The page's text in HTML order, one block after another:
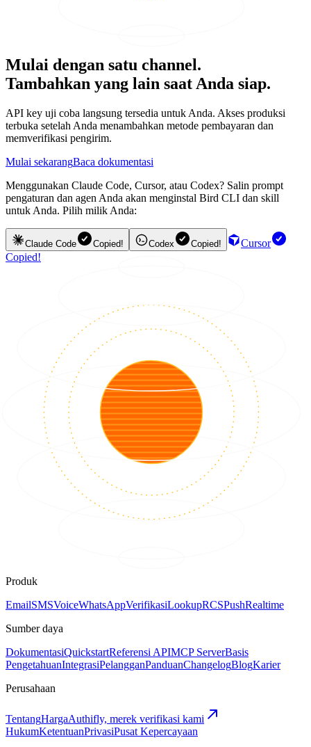
Mulai dengan satu channel.
Tambahkan yang lain saat Anda siap.
API key uji coba langsung tersedia untuk Anda. Akses produksi
terbuka setelah Anda menambahkan metode pembayaran dan
memverifikasi pengirim.
Mulai sekarangBaca dokumentasi
Menggunakan Claude Code, Cursor, atau Codex? Salin prompt
pengaturan dan agen Anda akan menginstal Bird CLI dan skill
untuk Anda. Pilih milik Anda:
Claude Code Copied! Codex Copied!
Cursor
Copied!
Produk
EmailSMSVoiceWhatsAppVerifikasiLookupRCSPushRealtime
Sumber daya
DokumentasiQuickstartReferensi APIMCP ServerBasis
PengetahuanIntegrasiPelangganPanduanChangelogBlogKarier
Perusahaan
TentangHargaAuthifly, merek verifikasi kami
HukumKetentuanPrivasiPusat Kepercayaan